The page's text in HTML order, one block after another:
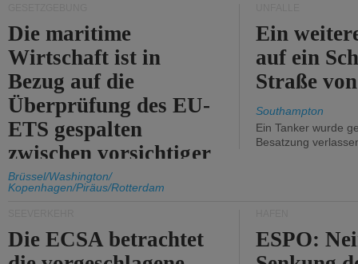
Die maritime
Wirtschaft ist in
Bezug auf die
Überprüfung des EU-
ETS gespalten
zwischen vorsichtiger
Unterstützung und
Kritik.
Brüssel/Washington/
Kopenhagen/Piräus/Rotterdam
Ein
auf ein
Straße
Southampton
Ein Tanker wurde
Besatzung
Die ECSA betrachtet
ESPO: